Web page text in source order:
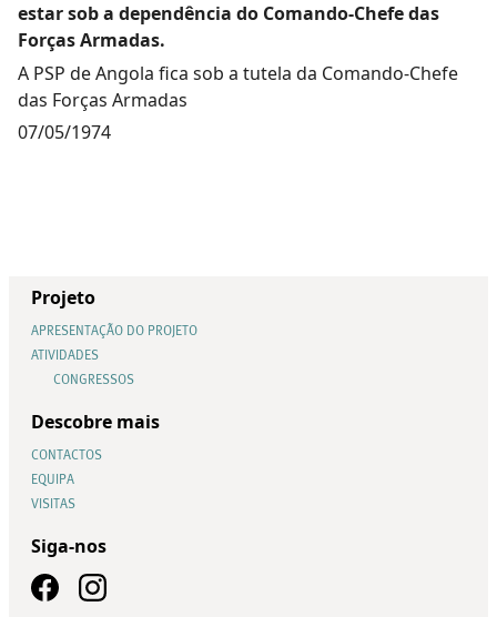
estar sob a dependência do Comando-Chefe das
Forças Armadas.
A PSP de Angola fica sob a tutela da Comando-Chefe
das Forças Armadas
07/05/1974
Projeto
APRESENTAÇÃO DO PROJETO
ATIVIDADES
CONGRESSOS
Descobre mais
CONTACTOS
EQUIPA
VISITAS
Siga-nos